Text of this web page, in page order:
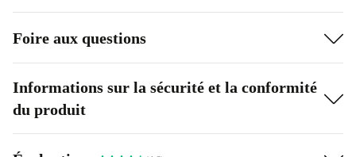
Foire aux questions
Informations sur la sécurité et la conformité
du produit